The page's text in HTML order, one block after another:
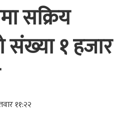
सक्रिय
संख्या १ हजार
११:२२